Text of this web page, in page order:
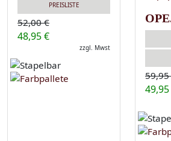
PREISLISTE
52,00 €
48,95 €
zzgl. Mwst